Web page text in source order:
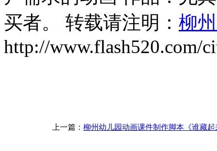
买者。 转载请注明： 柳
http://www.flash520.com/
上一篇： 柳州幼儿园动画课件制作脚本《谁藏起